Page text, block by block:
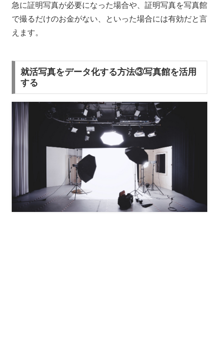
急に証明写真が必要になった場合や、証明写真を写真館
で撮るだけのお金がない、といった場合には有効だと言
えます。
就活写真をデータ化する方法③写真館を活用
する